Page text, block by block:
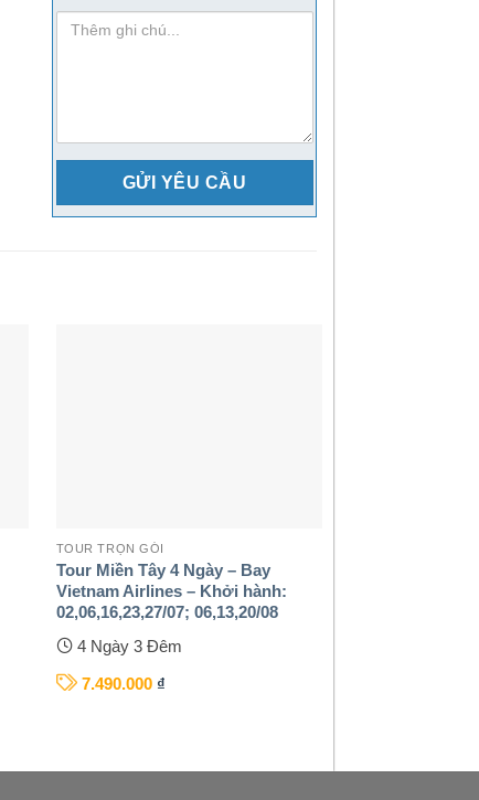
ghi-
TOUR TRỌN GÓI
Tour Miền Tây 4 Ngày – Bay
Vietnam Airlines – Khởi hành:
02,06,16,23,27/07; 06,13,20/08
4 Ngày 3 Đêm
7.490.000 ₫